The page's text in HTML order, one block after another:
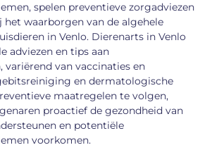
spelen preventieve zorgadviezen
het waarborgen van de algehele
in Venlo. Dierenarts in Venlo
adviezen en tips aan
variërend van vaccinaties en
en dermatologische
maatregelen te volgen,
proactief de gezondheid van
en potentiële
voorkomen.